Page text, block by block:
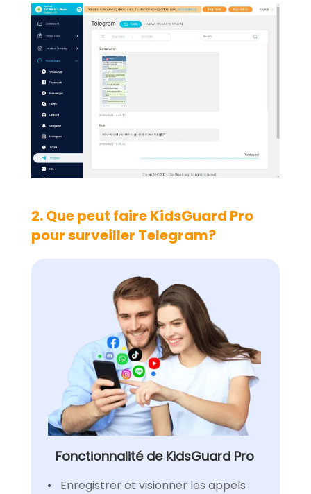
2. Que peut faire KidsGuard Pro
pour surveiller Telegram?
Fonctionnalité de KidsGuard Pro
Enregistrer et visionner les appels